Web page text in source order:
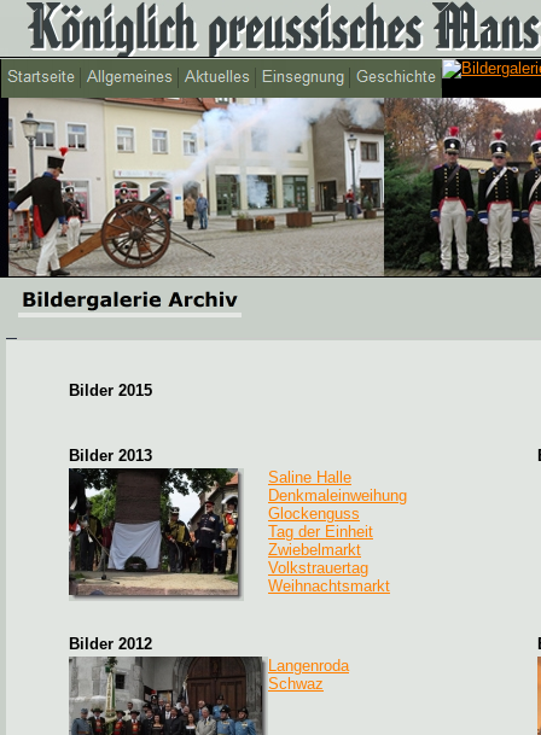
Bilder 2015
Bilder 2013
Saline Halle
Denkmaleinweihung
Glockenguss
Tag der Einheit
Zwiebelmarkt
Volkstrauertag
Weihnachtsmarkt
Bilder 2012
Langenroda
Schwaz